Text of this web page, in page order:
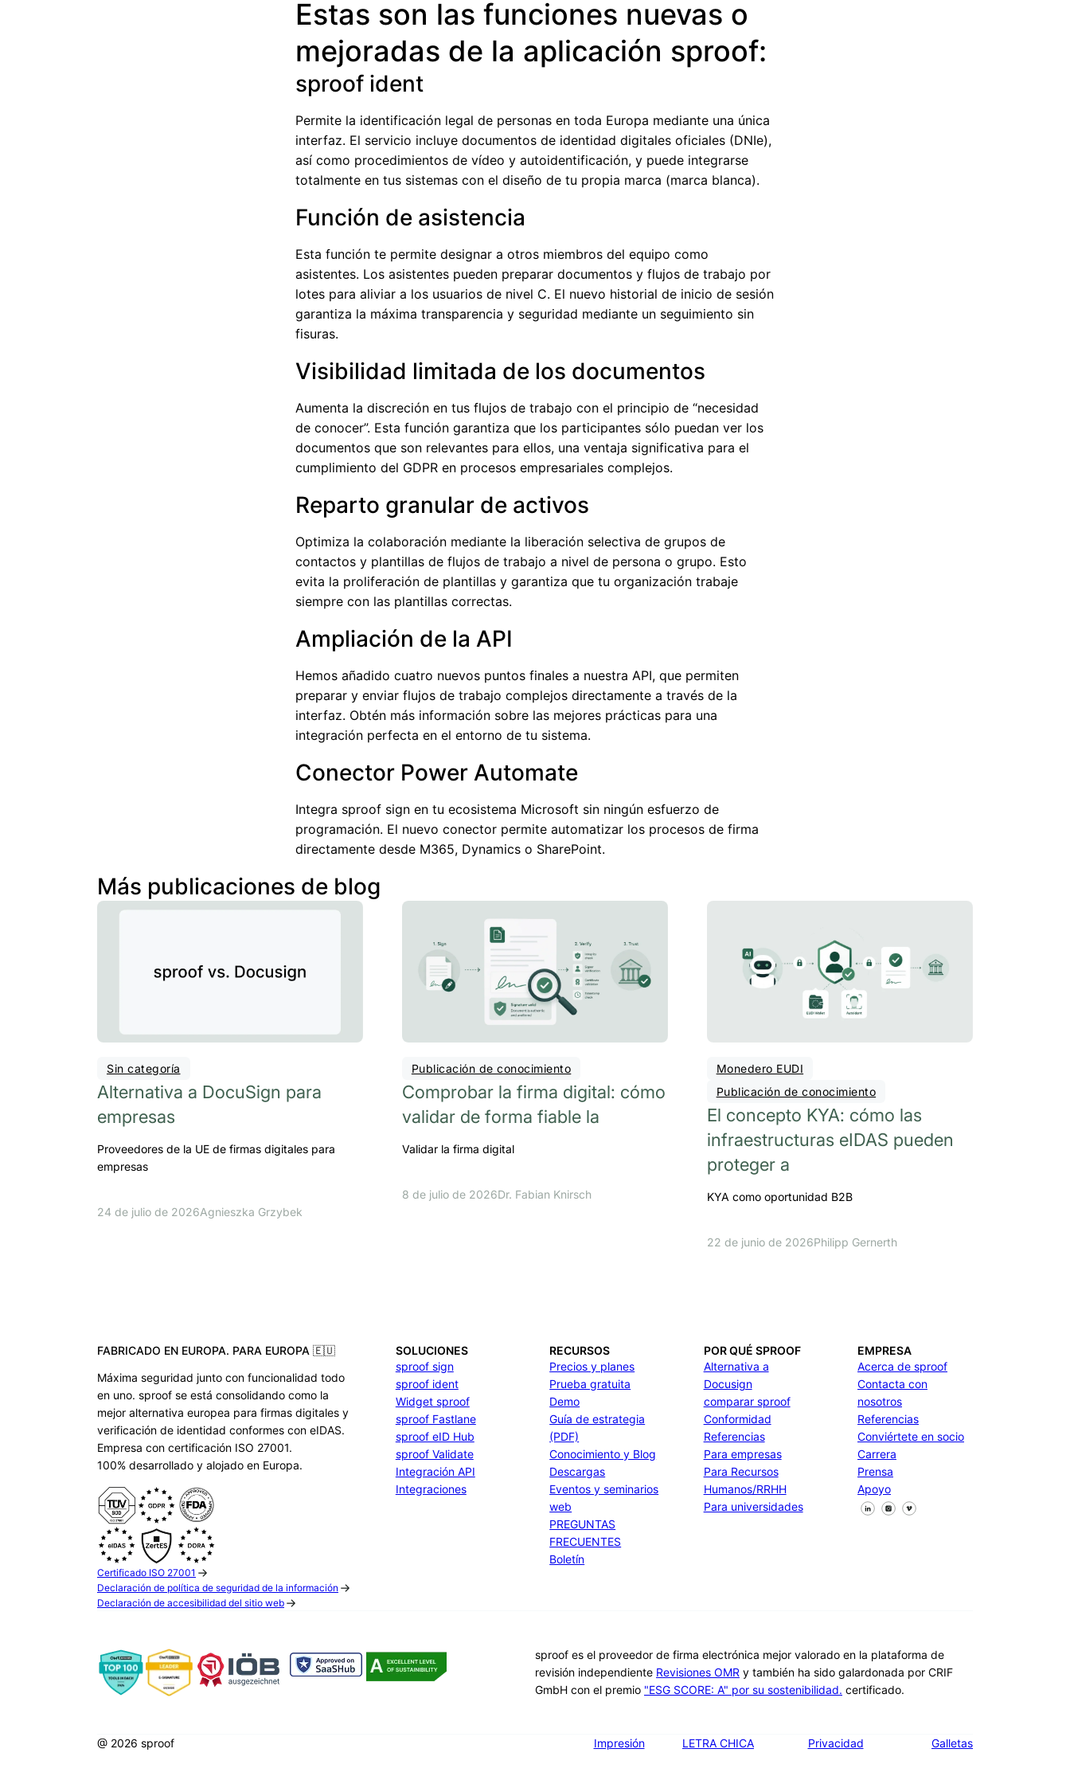
Estas son las funciones nuevas o
mejoradas de la aplicación sproof:
sproof ident
Permite la identificación legal de personas en toda Europa mediante una única
interfaz. El servicio incluye documentos de identidad digitales oficiales (DNIe),
así como procedimientos de vídeo y autoidentificación, y puede integrarse
totalmente en tus sistemas con el diseño de tu propia marca (marca blanca).
Función de asistencia
Esta función te permite designar a otros miembros del equipo como
asistentes. Los asistentes pueden preparar documentos y flujos de trabajo por
lotes para aliviar a los usuarios de nivel C. El nuevo historial de inicio de sesión
garantiza la máxima transparencia y seguridad mediante un seguimiento sin
fisuras.
Visibilidad limitada de los documentos
Aumenta la discreción en tus flujos de trabajo con el principio de “necesidad
de conocer”. Esta función garantiza que los participantes sólo puedan ver los
documentos que son relevantes para ellos, una ventaja significativa para el
cumplimiento del GDPR en procesos empresariales complejos.
Reparto granular de activos
Optimiza la colaboración mediante la liberación selectiva de grupos de
contactos y plantillas de flujos de trabajo a nivel de persona o grupo. Esto
evita la proliferación de plantillas y garantiza que tu organización trabaje
siempre con las plantillas correctas.
Ampliación de la API
Hemos añadido cuatro nuevos puntos finales a nuestra API, que permiten
preparar y enviar flujos de trabajo complejos directamente a través de la
interfaz. Obtén más información sobre las mejores prácticas para una
integración perfecta en el entorno de tu sistema.
Conector Power Automate
Integra sproof sign en tu ecosistema Microsoft sin ningún esfuerzo de
programación. El nuevo conector permite automatizar los procesos de firma
directamente desde M365, Dynamics o SharePoint.
Más publicaciones de blog
Sin categoría
Alternativa a DocuSign para
empresas
Proveedores de la UE de firmas digitales para
empresas
24 de julio de 2026Agnieszka Grzybek
Publicación de conocimiento
Comprobar la firma digital: cómo
validar de forma fiable la
Validar la firma digital
8 de julio de 2026Dr. Fabian Knirsch
Monedero EUDI
Publicación de conocimiento
El concepto KYA: cómo las
infraestructuras eIDAS pueden
proteger a
KYA como oportunidad B2B
22 de junio de 2026Philipp Gernerth
FABRICADO EN EUROPA. PARA EUROPA 🇪🇺
Máxima seguridad junto con funcionalidad todo
en uno. sproof se está consolidando como la
mejor alternativa europea para firmas digitales y
verificación de identidad conformes con eIDAS.
Empresa con certificación ISO 27001.
100% desarrollado y alojado en Europa.
Certificado ISO 27001
Declaración de política de seguridad de la información
Declaración de accesibilidad del sitio web
SOLUCIONES
sproof sign
sproof ident
Widget sproof
sproof Fastlane
sproof eID Hub
sproof Validate
Integración API
Integraciones
RECURSOS
Precios y planes
Prueba gratuita
Demo
Guía de estrategia
(PDF)
Conocimiento y Blog
Descargas
Eventos y seminarios
web
PREGUNTAS
FRECUENTES
Boletín
POR QUÉ SPROOF
Alternativa a
Docusign
comparar sproof
Conformidad
Referencias
Para empresas
Para Recursos
Humanos/RRHH
Para universidades
EMPRESA
Acerca de sproof
Contacta con
nosotros
Referencias
Conviértete en socio
Carrera
Prensa
Apoyo
Síguenos en Facebook
Síguenos en X
Síguenos en LinkedIn
sproof es el proveedor de firma electrónica mejor valorado en la plataforma de
revisión independiente Revisiones OMR y también ha sido galardonada por CRIF
GmbH con el premio "ESG SCORE: A" por su sostenibilidad. certificado.
@ 2026 sproof Impresión LETRA CHICA Privacidad Galletas